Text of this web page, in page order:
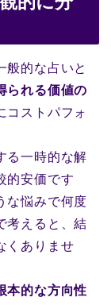
般的な占いと
られる価値の
コストパフォ
る一時的な解
的安価です
な悩みで何度
考えると、結
くありませ
本的な方向性